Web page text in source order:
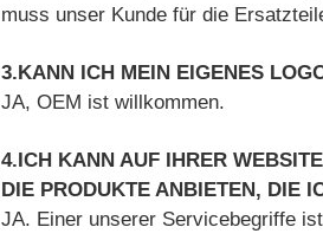
muss unser Kunde für die
3.KANN ICH MEIN EIGENES
JA, OEM ist willkommen.
4.ICH KANN AUF IHRER
DIE PRODUKTE ANBIETEN, DIE
JA. Einer unserer Servicebegriffe